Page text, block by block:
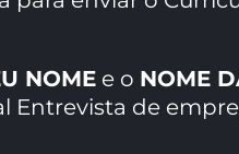
NOME e o NOME
Entrevista de